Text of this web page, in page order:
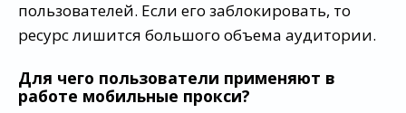
пользователей. Если его заблокировать, то
ресурс лишится большого объема аудитории.
Для чего пользователи применяют в
работе мобильные прокси?